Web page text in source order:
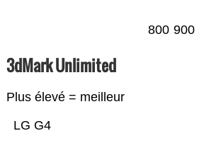
800 900
3dMark Unlimited
Plus élevé = meilleur
LG G4